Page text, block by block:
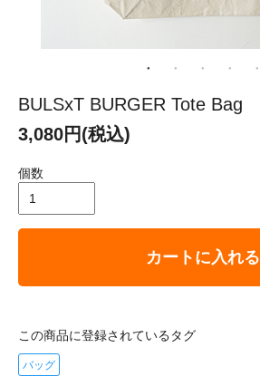
BULSxT BURGER Tote Bag
3,080円(税込)
個数
カートに入れる
この商品に登録されているタグ
バッグ